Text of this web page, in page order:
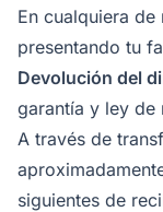
En cualquiera de
presentando tu
Devolución del
garantía y ley de
A través de
siguientes de